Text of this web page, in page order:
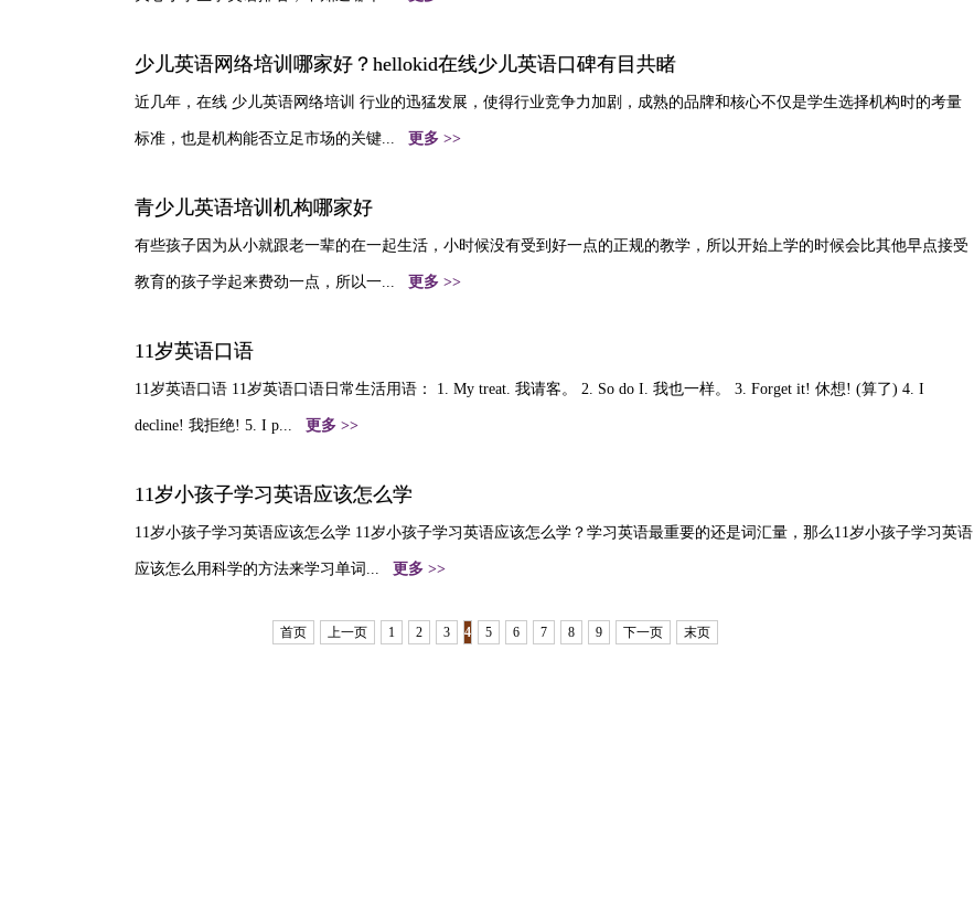
少儿英语网络培训哪家好？hellokid在线少儿英语口碑有目共睹
近几年，在线 少儿英语网络培训 行业的迅猛发展，使得行业竞争力加剧，成熟的品牌和核心不仅是学生选择机构时的考量
标准，也是机构能否立足市场的关键... 更多 >>
青少儿英语培训机构哪家好
有些孩子因为从小就跟老一辈的在一起生活，小时候没有受到好一点的正规的教学，所以开始上学的时候会比其他早点接受
教育的孩子学起来费劲一点，所以一... 更多 >>
11岁英语口语
11岁英语口语 11岁英语口语日常生活用语： 1. My treat. 我请客。 2. So do I. 我也一样。 3. Forget it! 休想! (算了) 4. I
decline! 我拒绝! 5. I p... 更多 >>
11岁小孩子学习英语应该怎么学
11岁小孩子学习英语应该怎么学 11岁小孩子学习英语应该怎么学？学习英语最重要的还是词汇量，那么11岁小孩子学习英语
应该怎么用科学的方法来学习单词... 更多 >>
首页 上一页 1 2 3 4 5 6 7 8 9 下一页 末页